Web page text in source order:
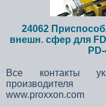
24062
внешн. сфер для
Все контакты
производителя
www.proxxon.com